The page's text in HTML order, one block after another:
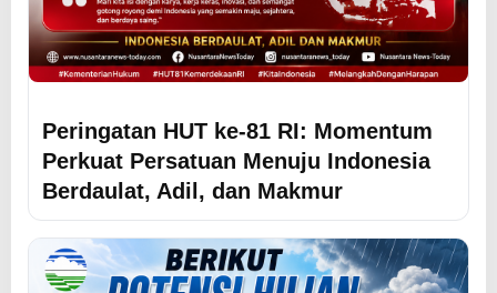
Peringatan HUT ke-81 RI: Momentum
Perkuat Persatuan Menuju Indonesia
Berdaulat, Adil, dan Makmur